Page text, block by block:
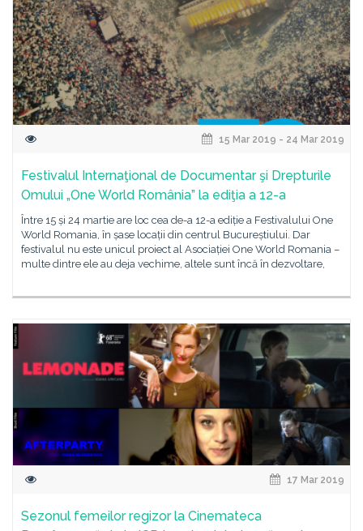
15 Mar 2019 - 24 Mar 2019
Festivalul Internaţional de Documentar şi Drepturile
Omului „One World România” la ediţia a 12-a
Între 15 și 24 martie are loc cea de-a 12-a ediție a Festivalului One
World Romania, în șase locații din centrul Bucureștiului. Dar
festivalul nu este unicul proiect al Asociației One World Romania –
multe dintre ele au deja vechime, altele sunt încă în dezvoltare,
17 Mar 2019
Sezonul femeilor regizor la Cinemateca